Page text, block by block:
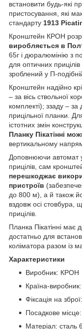
встановити будь-які
пристосування, які
стандарту 1913
Кронштейн КРОН
виробляється в
65г і дюралюмінію з
для оптичних
зроблений у П-
Кронштейн надійно
– за вісь ствольної
комплекті); ззаду –
прицільної планки.
істотних змін
Планку Пікатінні
вертикальному
Доповнюючи автомат
прицілів, сам
перешкоджає
пристроїв
до 800 м), а й також
вздовж осі стовбура,
прицілів.
Планка Пікатінні
достатньо для
коліматора разом із
Характеристики
Виробник: КРОН
Країна-
Фіксація на
Посадкове
Матеріал: сталь